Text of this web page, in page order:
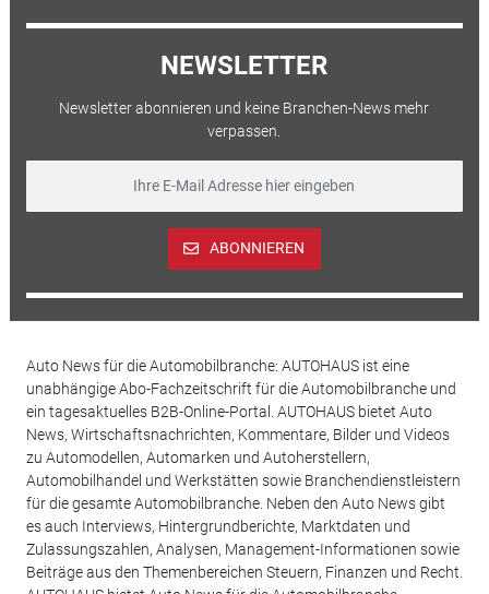
NEWSLETTER
Newsletter abonnieren und keine Branchen-News mehr
verpassen.
ABONNIEREN
Auto News für die Automobilbranche: AUTOHAUS ist eine
unabhängige Abo-Fachzeitschrift für die Automobilbranche und
ein tagesaktuelles B2B-Online-Portal. AUTOHAUS bietet Auto
News, Wirtschaftsnachrichten, Kommentare, Bilder und Videos
zu Automodellen, Automarken und Autoherstellern,
Automobilhandel und Werkstätten sowie Branchendienstleistern
für die gesamte Automobilbranche. Neben den Auto News gibt
es auch Interviews, Hintergrundberichte, Marktdaten und
Zulassungszahlen, Analysen, Management-Informationen sowie
Beiträge aus den Themenbereichen Steuern, Finanzen und Recht.